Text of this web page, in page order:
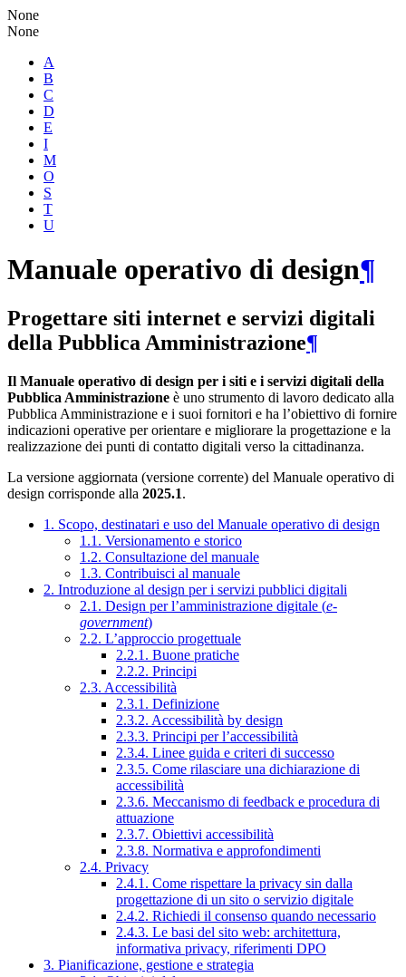
None
None
A
B
C
D
E
I
M
O
S
T
U
Manuale operativo di design¶
Progettare siti internet e servizi digitali
della Pubblica Amministrazione¶
Il Manuale operativo di design per i siti e i servizi digitali della
Pubblica Amministrazione è uno strumento di lavoro dedicato alla
Pubblica Amministrazione e i suoi fornitori e ha l’obiettivo di fornire
indicazioni operative per orientare e migliorare la progettazione e la
realizzazione dei punti di contatto digitali verso la cittadinanza.
La versione aggiornata (versione corrente) del Manuale operativo di
design corrisponde alla 2025.1.
1. Scopo, destinatari e uso del Manuale operativo di design
1.1. Versionamento e storico
1.2. Consultazione del manuale
1.3. Contribuisci al manuale
2. Introduzione al design per i servizi pubblici digitali
2.1. Design per l’amministrazione digitale (e-
government)
2.2. L’approccio progettuale
2.2.1. Buone pratiche
2.2.2. Principi
2.3. Accessibilità
2.3.1. Definizione
2.3.2. Accessibilità by design
2.3.3. Principi per l’accessibilità
2.3.4. Linee guida e criteri di successo
2.3.5. Come rilasciare una dichiarazione di
accessibilità
2.3.6. Meccanismo di feedback e procedura di
attuazione
2.3.7. Obiettivi accessibilità
2.3.8. Normativa e approfondimenti
2.4. Privacy
2.4.1. Come rispettare la privacy sin dalla
progettazione di un sito o servizio digitale
2.4.2. Richiedi il consenso quando necessario
2.4.3. Le basi del sito web: architettura,
informativa privacy, riferimenti DPO
3. Pianificazione, gestione e strategia